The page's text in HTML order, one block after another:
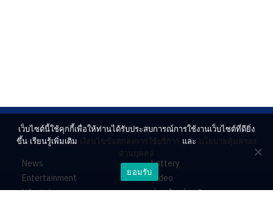
News
Entertainment
Lifestyle
Lottery
Video
ร่วมด้วยช่วยกัน
เว็บไซต์นี้ใช้คุกกี้เพื่อให้ท่านได้รับประสบการณ์การใช้งานเว็บไซต์ที่ดียิ่ง
ขึ้น เรียนรู้เพิ่มเติม เงื่อนไขข้อตกลงการใช้บริการ และ นโยบายคุ้มครอง
ส่วนบุคคล
ยอมรับ